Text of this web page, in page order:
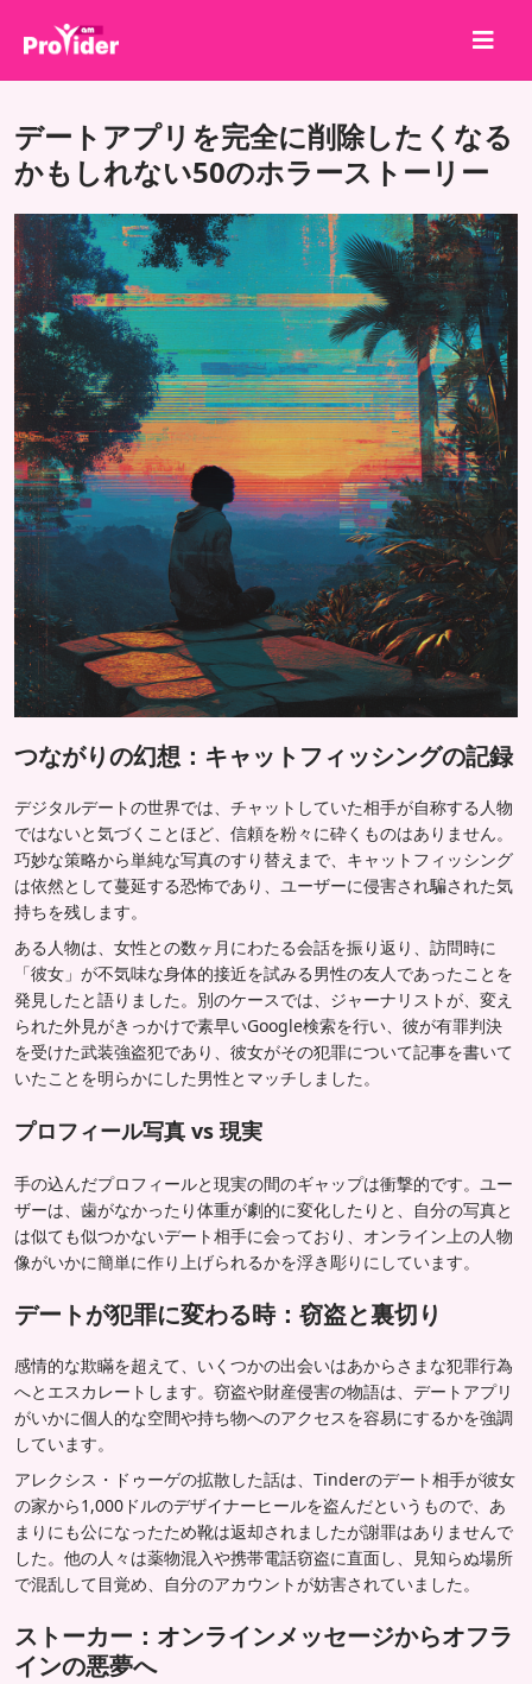
共有して勝とう！
会社概要
サインアップ
サービス
API
利用規約
ブログ
デートアプリを完全に削除したくなる
かもしれない50のホラーストーリー
つながりの幻想：キャットフィッシングの記録
デジタルデートの世界では、チャットしていた相手が自称する人物
ではないと気づくことほど、信頼を粉々に砕くものはありません。
巧妙な策略から単純な写真のすり替えまで、キャットフィッシング
は依然として蔓延する恐怖であり、ユーザーに侵害され騙された気
持ちを残します。
ある人物は、女性との数ヶ月にわたる会話を振り返り、訪問時に
「彼女」が不気味な身体的接近を試みる男性の友人であったことを
発見したと語りました。別のケースでは、ジャーナリストが、変え
られた外見がきっかけで素早いGoogle検索を行い、彼が有罪判決
を受けた武装強盗犯であり、彼女がその犯罪について記事を書いて
いたことを明らかにした男性とマッチしました。
プロフィール写真 vs 現実
手の込んだプロフィールと現実の間のギャップは衝撃的です。ユー
ザーは、歯がなかったり体重が劇的に変化したりと、自分の写真と
は似ても似つかないデート相手に会っており、オンライン上の人物
像がいかに簡単に作り上げられるかを浮き彫りにしています。
デートが犯罪に変わる時：窃盗と裏切り
感情的な欺瞞を超えて、いくつかの出会いはあからさまな犯罪行為
へとエスカレートします。窃盗や財産侵害の物語は、デートアプリ
がいかに個人的な空間や持ち物へのアクセスを容易にするかを強調
しています。
アレクシス・ドゥーゲの拡散した話は、Tinderのデート相手が彼女
の家から1,000ドルのデザイナーヒールを盗んだというもので、あ
まりにも公になったため靴は返却されましたが謝罪はありませんで
した。他の人々は薬物混入や携帯電話窃盗に直面し、見知らぬ場所
で混乱して目覚め、自分のアカウントが妨害されていました。
ストーカー：オンラインメッセージからオフラ
インの悪夢へ